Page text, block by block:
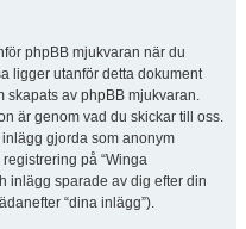
phpBB mjukvaran när du
ligger utanför detta dokument
skapats av phpBB mjukvaran.
är genom vad du skickar till oss.
gjorda som anonym
på “Winga
inlägg sparade av dig efter din
“dina inlägg”).